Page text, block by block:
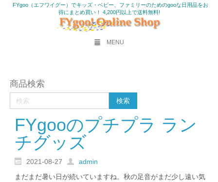
FYgoo（エフワイグー）でキッズ・ベビー、ファミリーのためのgooな日用品をお
得にまとめ買い！ 4,200円以上で送料無料!
MENU
商品検索
FYgooのプチプラ ラン
チグッズ
2021-08-27
admin
まだまだ暑い日が続いていますね。秋の足音がまだ少し遠い気